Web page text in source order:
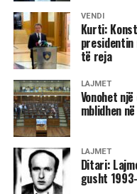
mjaft të dëmshëm për
vend.
“Pamje e keqe e
Kuvendin,” u shpreh
seancës.
Ajo ka hedhur fajin
në përmbushjen e
mbarëvajtjen e punimeve
VENDI
Kurti:
presidentin
të reja
LAJMET
Vonohet
mblidhen
LAJMET
Ditari:
gusht